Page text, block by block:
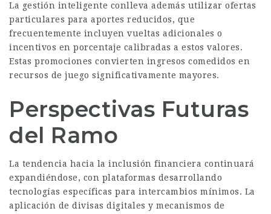
La gestión inteligente conlleva además utilizar ofertas
particulares para aportes reducidos, que
frecuentemente incluyen vueltas adicionales o
incentivos en porcentaje calibradas a estos valores.
Estas promociones convierten ingresos comedidos en
recursos de juego significativamente mayores.
Perspectivas Futuras
del Ramo
La tendencia hacia la inclusión financiera continuará
expandiéndose, con plataformas desarrollando
tecnologías específicas para intercambios mínimos. La
aplicación de divisas digitales y mecanismos de